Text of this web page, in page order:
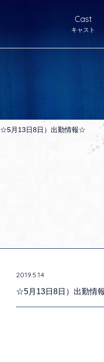
Cast
キャスト
☆5月13日8日）出勤情報☆
2019.5.14
☆5月13日8日）出勤情